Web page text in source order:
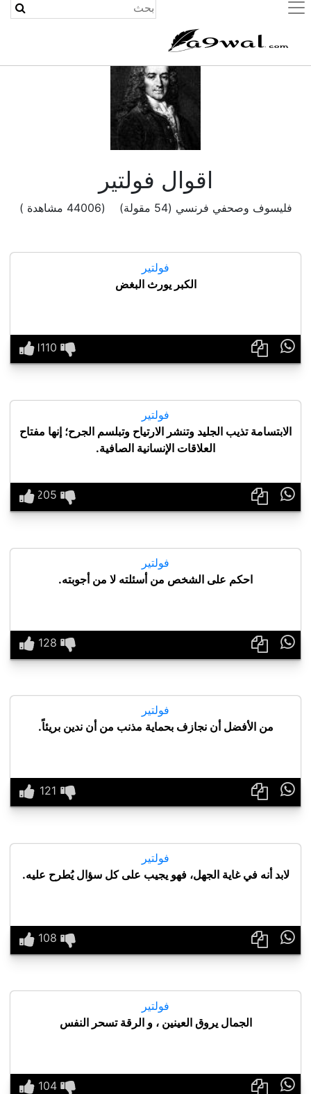
(current)
اقوال فولتير
فليسوف وصحفي فرنسي (54 مقولة) (44006 مشاهدة )
فولتير
الكبر يورث البغض

فولتير
الابتسامة تذيب الجليد وتنشر الارتياح وتبلسم الجرح؛ إنها مفتاح
العلاقات الإنسانية الصافية.

فولتير
احكم على الشخص من أسئلته لا من أجوبته.

فولتير
من الأفضل أن نجازف بحماية مذنب من أن ندين بريئاً.

فولتير
لابد أنه في غاية الجهل، فهو يجيب على كل سؤال يُطرح عليه.

فولتير
الجمال يروق العينين ، و الرقة تسحر النفس
